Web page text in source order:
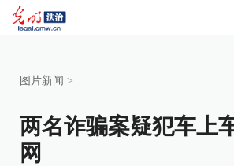
图片新闻 >
两名诈骗案疑犯车上
网